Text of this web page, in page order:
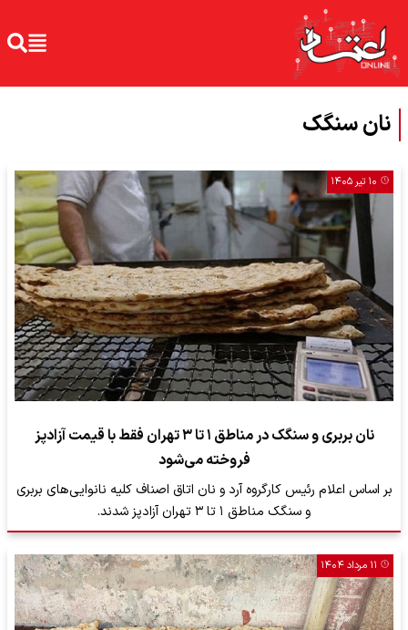
نان سنگک
۱۰ تیر ۱۴۰۵
نان بربری و سنگک در مناطق ۱ تا ۳ تهران فقط با قیمت آزادپز
فروخته می‌شود
بر اساس اعلام رئیس کارگروه آرد و نان اتاق اصناف کلیه نانوایی‌های بربری
و سنگک مناطق ۱ تا ۳ تهران آزادپز شدند.
۱۱ مرداد ۱۴۰۴